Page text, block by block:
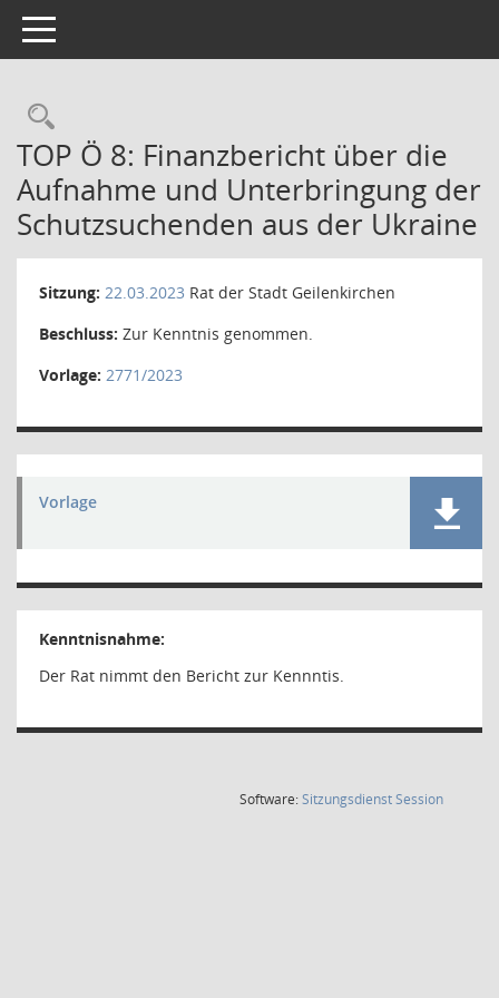
Toggle navigation
Rechercheauswahl
TOP Ö 8: Finanzbericht über die
Aufnahme und Unterbringung der
Schutzsuchenden aus der Ukraine
Sitzung: 22.03.2023 Rat der Stadt Geilenkirchen
Beschluss: Zur Kenntnis genommen.
Vorlage: 2771/2023
Vorlage
Kenntnisnahme:
Der Rat nimmt den Bericht zur Kennntis.
Software:SitzungsdienstSession(Wird in